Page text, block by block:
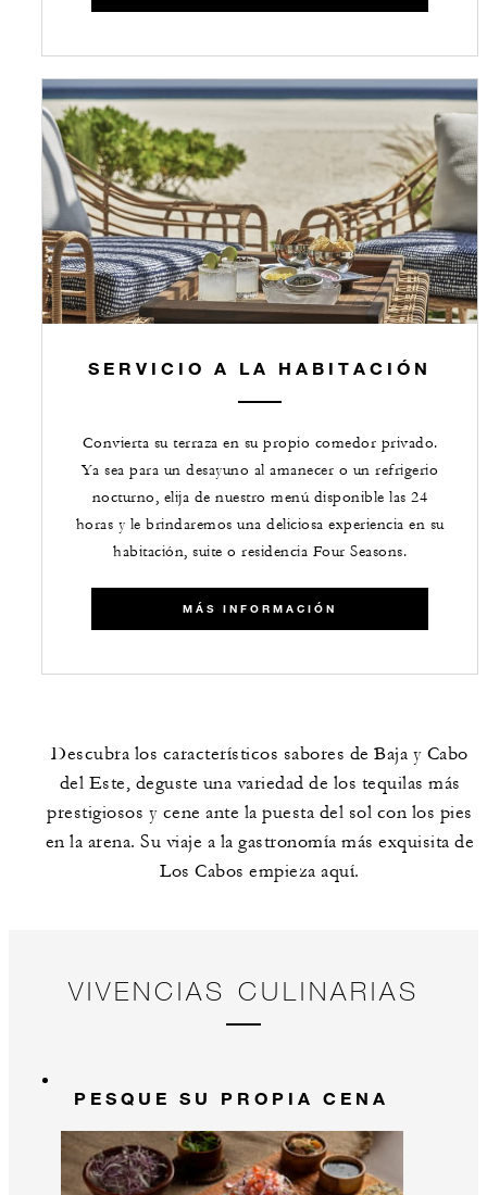
SERVICIO A LA HABITACIÓN
Convierta su terraza en su propio comedor privado.
Ya sea para un desayuno al amanecer o un refrigerio
nocturno, elija de nuestro menú disponible las 24
horas y le brindaremos una deliciosa experiencia en su
habitación, suite o residencia Four Seasons.
MÁS INFORMACIÓN
Descubra los característicos sabores de Baja y Cabo
del Este, deguste una variedad de los tequilas más
prestigiosos y cene ante la puesta del sol con los pies
en la arena. Su viaje a la gastronomía más exquisita de
Los Cabos empieza aquí.
VIVENCIAS CULINARIAS
PESQUE SU PROPIA CENA